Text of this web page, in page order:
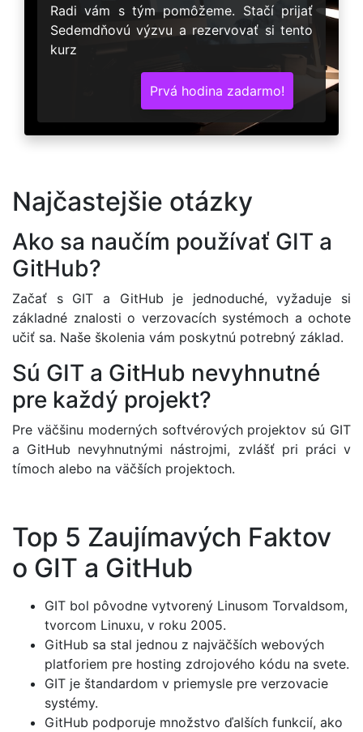
Radi vám s tým pomôžeme. Stačí prijať
Sedemdňovú výzvu a rezervovať si tento
kurz
Prvá hodina zadarmo!
Najčastejšie otázky
Ako sa naučím používať GIT a
GitHub?
Začať s GIT a GitHub je jednoduché, vyžaduje si
základné znalosti o verzovacích systémoch a ochote
učiť sa. Naše školenia vám poskytnú potrebný základ.
Sú GIT a GitHub nevyhnutné
pre každý projekt?
Pre väčšinu moderných softvérových projektov sú GIT
a GitHub nevyhnutnými nástrojmi, zvlášť pri práci v
tímoch alebo na väčších projektoch.
Top 5 Zaujímavých Faktov
o GIT a GitHub
GIT bol pôvodne vytvorený Linusom Torvaldsom,
tvorcom Linuxu, v roku 2005.
GitHub sa stal jednou z najväčších webových
platforiem pre hosting zdrojového kódu na svete.
GIT je štandardom v priemysle pre verzovacie
systémy.
GitHub podporuje množstvo ďalších funkcií, ako